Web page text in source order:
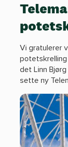
Vi gratulerer
det Linn
sette ny